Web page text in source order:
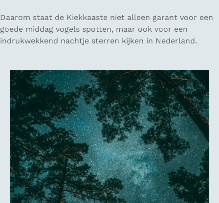
Daarom staat de Kiekkaaste niet alleen garant voor een
goede middag vogels spotten, maar ook voor een
indrukwekkend nachtje sterren kijken in Nederland.